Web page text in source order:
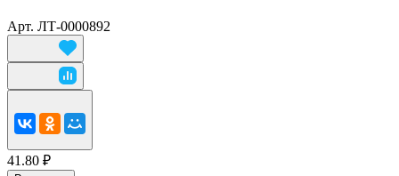
Арт. ЛТ-0000892
41.80 ₽